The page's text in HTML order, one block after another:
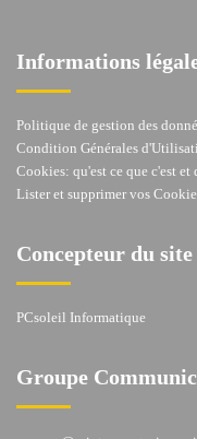
Informations
Politique de gestion des
Condition Générales
Cookies: qu'est ce que c'est et
Lister et supprimer vos
Concepteur du site
PCsoleil Informatique
Groupe